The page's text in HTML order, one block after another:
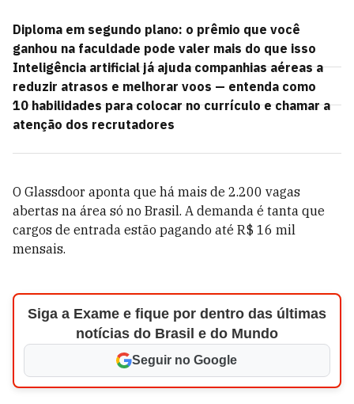
Diploma em segundo plano: o prêmio que você
ganhou na faculdade pode valer mais do que isso
Inteligência artificial já ajuda companhias aéreas a
reduzir atrasos e melhorar voos — entenda como
10 habilidades para colocar no currículo e chamar a
atenção dos recrutadores
O Glassdoor aponta que há mais de 2.200 vagas
abertas na área só no Brasil. A demanda é tanta que
cargos de entrada estão pagando até R$ 16 mil
mensais.
Siga a Exame e fique por dentro das últimas
notícias do Brasil e do Mundo
Seguir no Google